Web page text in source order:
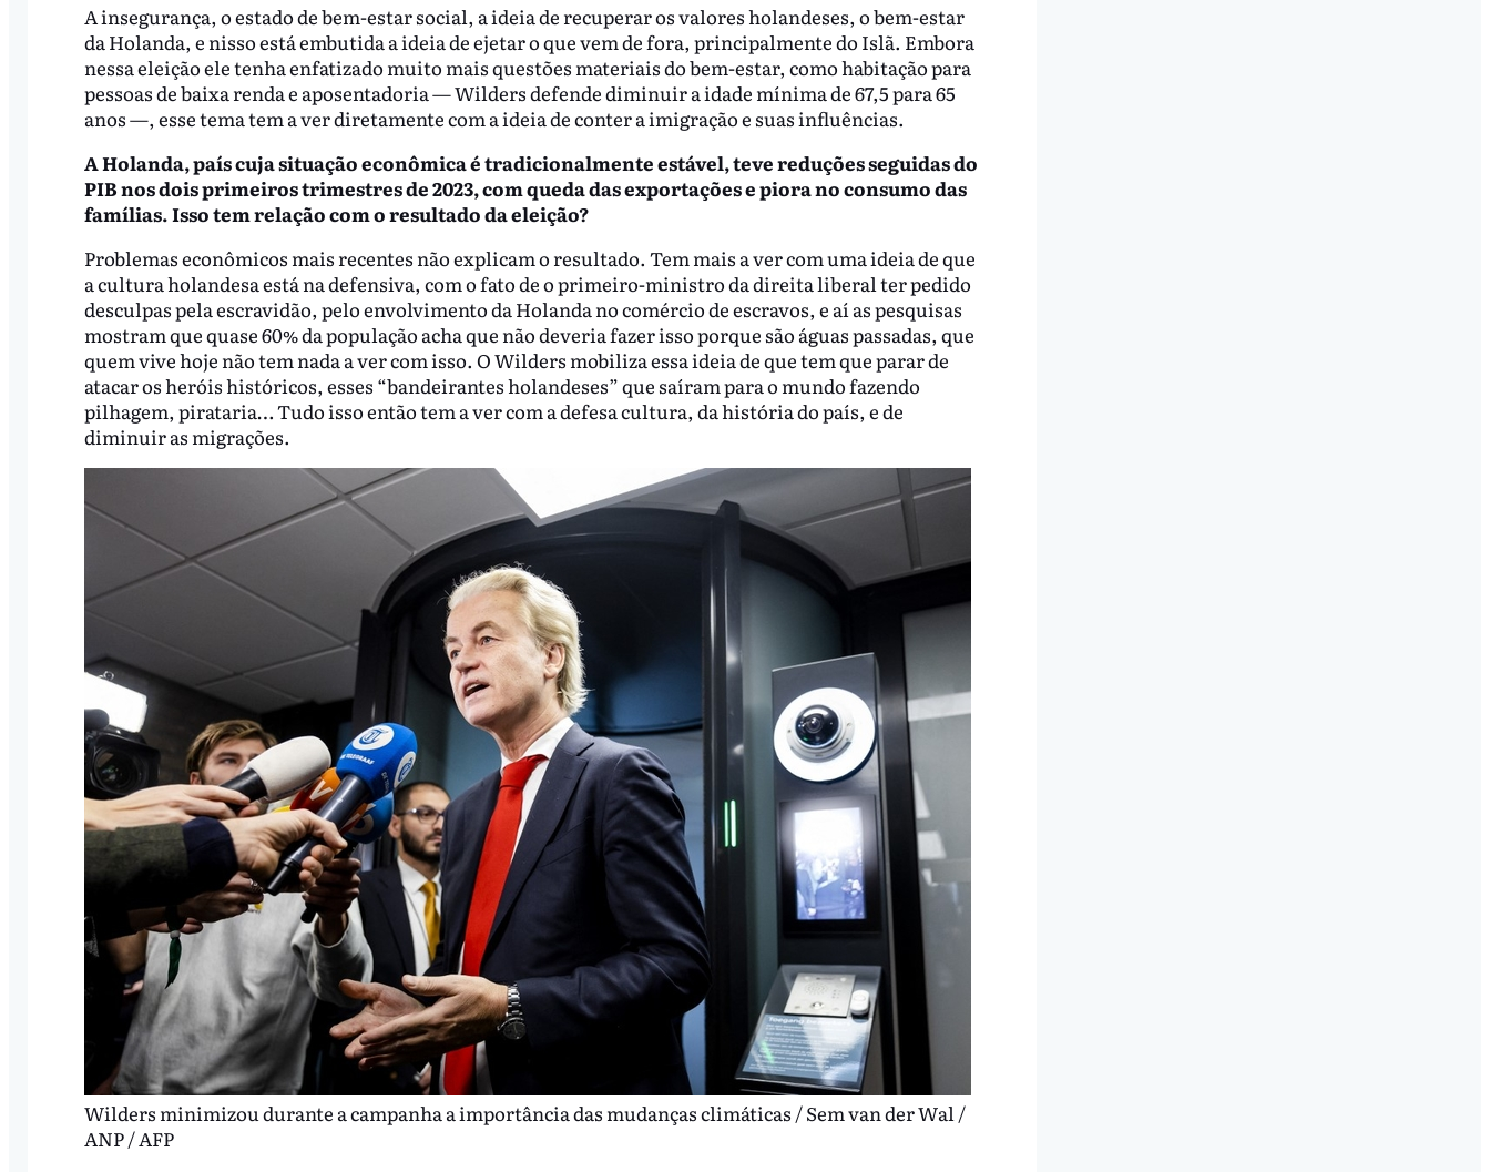
A insegurança, o estado de bem-estar social, a ideia de recuperar os valores holandeses, o bem-estar
da Holanda, e nisso está embutida a ideia de ejetar o que vem de fora, principalmente do Islã. Embora
nessa eleição ele tenha enfatizado muito mais questões materiais do bem-estar, como habitação para
pessoas de baixa renda e aposentadoria —Wilders defende diminuir a idade mínima de 67,5 para 65
anos —, esse tema tem a ver diretamente com a ideia de conter a imigração e suas influências.
A Holanda, país cuja situação econômica é tradicionalmente estável, teve reduções seguidas do
PIB nos dois primeiros trimestres de 2023, comqueda das exportaçõesepiora no consumo das
famílias.Isso tem relação com o resultado da eleição?
Problemas econômicos mais recentes não explicam o resultado. Tem mais a ver com uma ideia de que
a cultura holandesa está na defensiva, com o fato de o primeiro-ministro da direita liberal ter pedido
desculpas pela escravidão, pelo envolvimento da Holanda no comércio de escravos, e aí as pesquisas
mostram que quase 60% da população acha que não deveria fazer isso porque são águas passadas, que
quem vive hoje não tem nada a ver com isso. O Wilders mobiliza essa ideia de que tem que parar de
atacar os heróis históricos, esses “bandeirantes holandeses” que saíram para o mundo fazendo
pilhagem, pirataria… Tudo isso então tem a ver com a defesa cultura, da história do país, e de
diminuir as migrações.
Wilders minimizou durante a campanha a importância das mudanças climáticas / Sem van der Wal /
ANP / AFP